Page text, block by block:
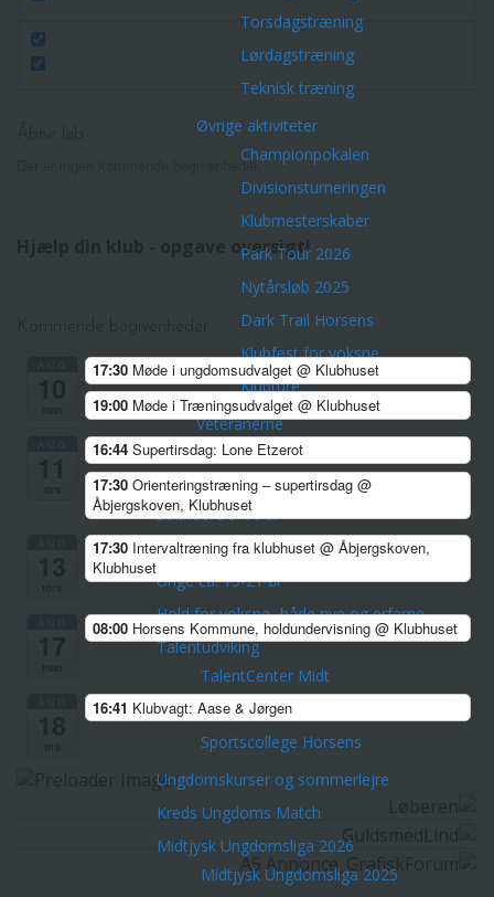
Torsdagstræning
Lørdagstræning
Teknisk træning
Øvrige aktiviteter
Championpokalen
Divisionsturneringen
Klubmesterskaber
Park Tour 2026
Nytårsløb 2025
Dark Trail Horsens
Klubfest for voksne
Klubture
Veteranerne
Børn & Unge
Skovfræsere 5-8 årige
Stifindere 9-11 år
Konkurrenceløbere 12-14 år
Unge ca. 15-21 år
Hold for voksne -både nye og erfarne
Talentudviking
TalentCenter Midt
Talentidrætsklasser
Sportscollege Horsens
Ungdomskurser og sommerlejre
Kreds Ungdoms Match
Midtjysk Ungdomsliga 2026
Midtjysk Ungdomsliga 2025
Der er ingen kommende begivenheder.
Hjælp din klub - opgave oversigt!
17:30 Møde i ungdomsudvalget @ Klubhuset
19:00 Møde i Træningsudvalget @ Klubhuset
16:44 Supertirsdag: Lone Etzerot
17:30 Orienteringstræning – supertirsdag @
Åbjergskoven, Klubhuset
17:30 Intervaltræning fra klubhuset @ Åbjergskoven,
Klubhuset
08:00 Horsens Kommune, holdundervisning @ Klubhuset
16:41 Klubvagt: Aase & Jørgen